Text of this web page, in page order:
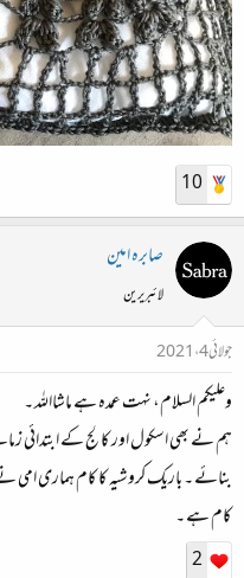
10
صابرہ امین
لائبریرین
جولائی 4، 2021
وعلیکم السلام، نہت عمدہ ہے ماشااللہ ۔
ہم نے بھی اسکول اور کالج کے ابتدائی
بنائے ۔ باریک کروشیہ کا کام ہماری
کام ہے ۔
2